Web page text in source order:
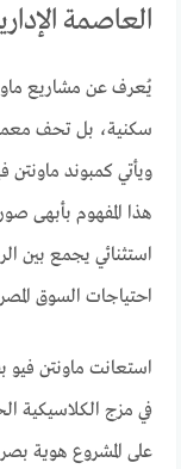
العاصمة
يُعرف عن مشاريع
سكنية، بل تحف
ويأتي كمبوند ماونتن
هذا المفهوم بأبهى
استثنائي يجمع بين
احتياجات السوق
استعانت ماونتن فيو
في مزج الكلاسيكية
على المشروع هوية